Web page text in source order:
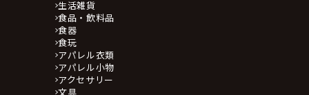
生活雑貨
食品・飲料品
食器
食玩
アパレル衣類
アパレル小物
アクセサリー
文具